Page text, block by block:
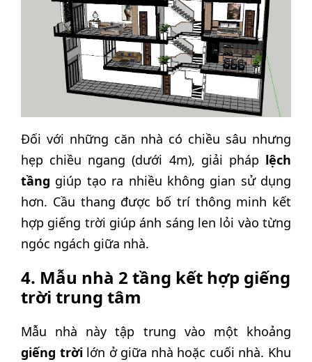
Đối với những căn nhà có chiều sâu nhưng
hẹp chiều ngang (dưới 4m), giải pháp lệch
tầng giúp tạo ra nhiều không gian sử dụng
hơn. Cầu thang được bố trí thông minh kết
hợp giếng trời giúp ánh sáng len lỏi vào từng
ngóc ngách giữa nhà.
4. Mẫu nhà 2 tầng kết hợp giếng
trời trung tâm
Mẫu nhà này tập trung vào một khoảng
giếng trờilớn ở giữa nhà hoặc cuối nhà. Khu